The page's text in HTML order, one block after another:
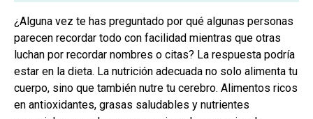
¿Alguna vez te has preguntado por qué algunas personas
parecen recordar todo con facilidad mientras que otras
luchan por recordar nombres o citas? La respuesta podría
estar en la dieta. La nutrición adecuada no solo alimenta tu
cuerpo, sino que también nutre tu cerebro. Alimentos ricos
en antioxidantes, grasas saludables y nutrientes